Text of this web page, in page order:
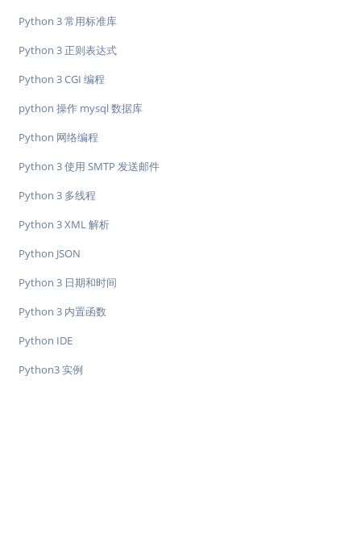
Python 3 常用标准库
Python 3 正则表达式
Python 3 CGI 编程
python 操作 mysql 数据库
Python 网络编程
Python 3 使用 SMTP 发送邮件
Python 3 多线程
Python 3 XML 解析
Python JSON
Python 3 日期和时间
Python 3 内置函数
Python IDE
Python3 实例